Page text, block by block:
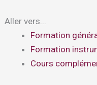
Aller vers...
Formation
Formation
Cours